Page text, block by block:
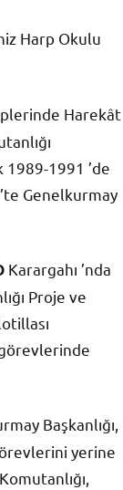
Harp Okulu
Harekât
1991 ’de
Genelkurmay
Karargahı ’nda
Proje ve
Başkanlığı,
yerine